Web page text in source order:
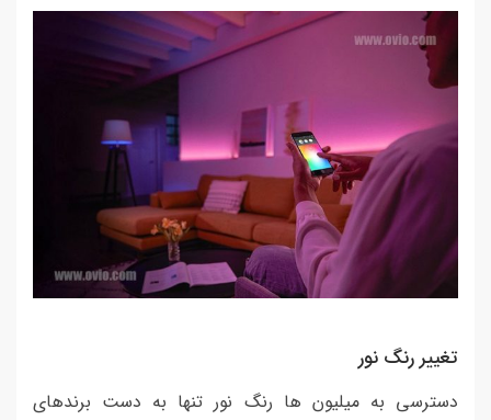
تغییر رنگ نور
دسترسی به میلیون ها رنگ نور تنها به دست برندهای